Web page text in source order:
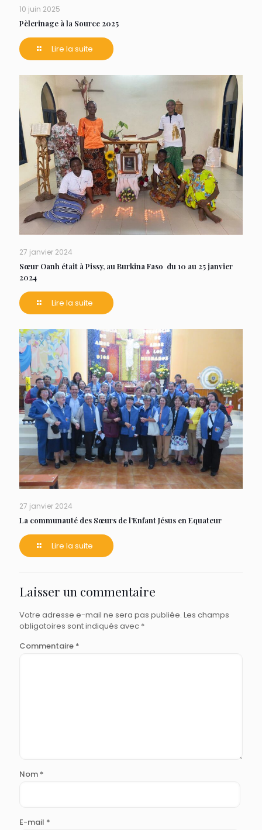
10 juin 2025
Pèlerinage à la Source 2025
Lire la suite
27 janvier 2024
Sœur Oanh était à Pissy, au Burkina Faso du 10 au 25 janvier
2024
Lire la suite
27 janvier 2024
La communauté des Sœurs de l’Enfant Jésus en Equateur
Lire la suite
Laisser un commentaire
Votre adresse e-mail ne sera pas publiée. Les champs
obligatoires sont indiqués avec *
Commentaire *
Nom *
E-mail *